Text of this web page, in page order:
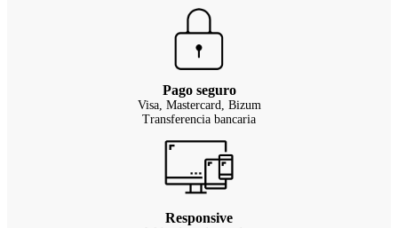
Pago seguro
Visa, Mastercard, Bizum
Transferencia bancaria
Responsive